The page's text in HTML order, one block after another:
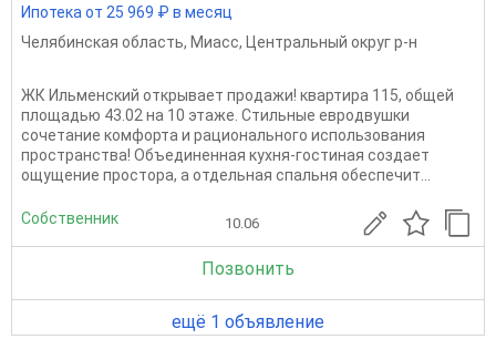
Ипотека от 25 969 ₽ в месяц
Челябинская область, Миасс, Центральный округ р-н
ЖК Ильменский открывает продажи! квартира 115, общей
площадью 43.02 на 10 этаже. Стильные евродвушки
сочетание комфорта и рационального использования
пространства! Объединенная кухня-гостиная создает
ощущение простора, а отдельная спальня обеспечит...
Собственник 10.06
Позвонить
ещё 1 объявление